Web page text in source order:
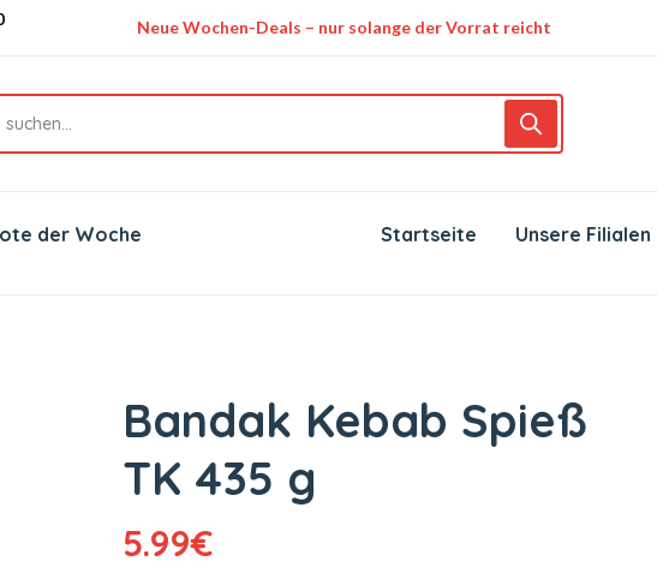
Neue Wochen-Deals – nur solange der Vorrat reicht
der Woche Startseite Unsere Filialen
Bandak Kebab Spieß
TK 435 g
5.99€